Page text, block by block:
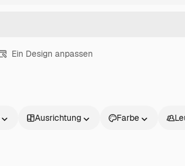
Ein Design anpassen
Ausrichtung Farbe